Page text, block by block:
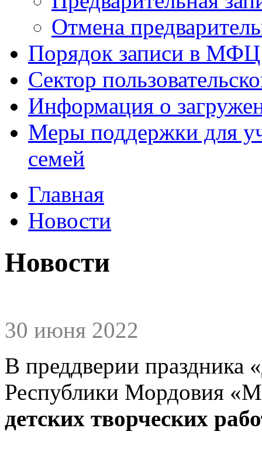
Отмена
Порядок записи в МФЦ
Сектор
Информация о
Меры поддержки для
семей
Главная
Новости
Новости
30 июня 2022
В преддверии
Республики Мордовия
детских творческих